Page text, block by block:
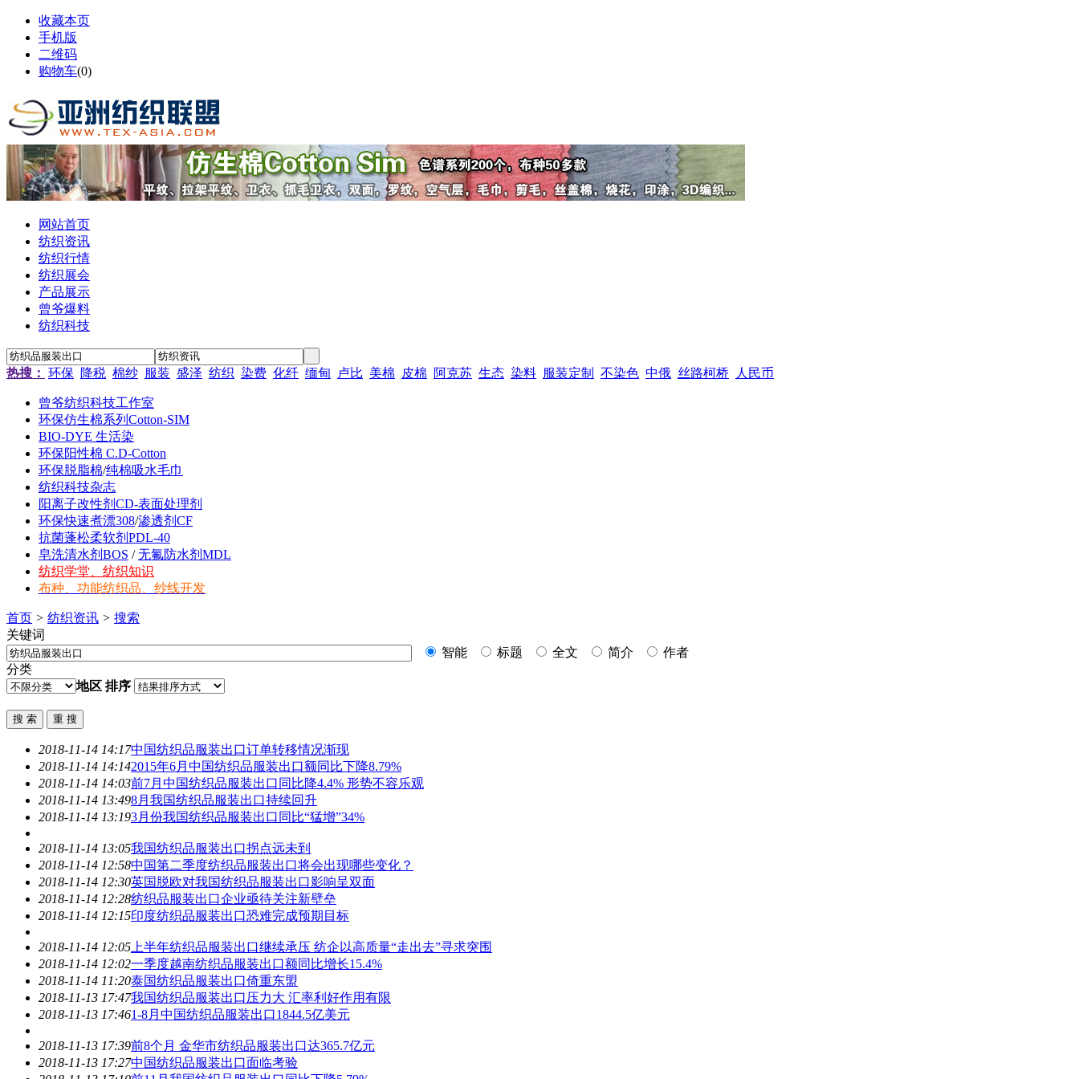
收藏本页
手机版
二维码
购物车(0)
网站首页
纺织资讯
纺织行情
纺织展会
产品展示
曾爷爆料
纺织科技
热搜： 环保 降税 棉纱 服装 盛泽 纺织 染费 化纤 缅甸 卢比 美棉 皮棉 阿克苏 生态 染料 服装定制 不染色 中俄 丝路柯桥 人民币
曾爷纺织科技工作室
环保仿生棉系列Cotton-SIM
BIO-DYE 生活染
环保阳性棉 C.D-Cotton
环保脱脂棉/纯棉吸水毛巾
纺织科技杂志
阳离子改性剂CD-表面处理剂
环保快速煮漂308/渗透剂CF
抗菌蓬松柔软剂PDL-40
皂洗清水剂BOS /无氟防水剂MDL
纺织学堂、纺织知识
布种、功能纺织品、纱线开发
首页 > 纺织资讯 > 搜索
关键词
智能
标题 全文 简介
作者
分类
地区 排序
2018-11-14 14:17中国纺织品服装出口订单转移情况渐现
2018-11-14 14:142015年6月中国纺织品服装出口额同比下降8.79%
2018-11-14 14:03前7月中国纺织品服装出口 同比降4.4% 形势不容乐观
2018-11-14 13:498月我国纺织品服装出口持续回升
2018-11-14 13:193月份我国纺织品服装出口 同比“猛增”34%
2018-11-14 13:05我国纺织品服装出口拐点远未到
2018-11-14 12:58中国第二季度纺织品服装出口将会出现哪些变化？
2018-11-14 12:30英国脱欧对我国纺织品服装出口影响呈双面
2018-11-14 12:28纺织品服装出口企业亟待关注新壁垒
2018-11-14 12:15印度纺织品服装出口恐难完成预期目标
2018-11-14 12:05 上半年纺织品服装出口继续承压 纺企以高质量“走出去”寻求突围
2018-11-14 12:02一季度越南纺织品服装出口额同比增长15.4%
2018-11-14 11:20泰国纺织品服装出口倚重东盟
2018-11-13 17:47我国纺织品服装出口压力大 汇率利好作用有限
2018-11-13 17:461-8月中国纺织品服装出口1844.5亿美元
2018-11-13 17:39前8个月 金华市纺织品服装出口达365.7亿元
2018-11-13 17:27中国纺织品服装出口面临考验